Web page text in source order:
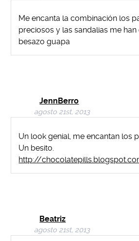
Me encanta la combinación los
preciosos y las sandalias me
besazo guapa
JennBerro
agosto 21st, 2013
Un look genial, me encantan los
Un besito.
http://
Beatriz
agosto 21st, 2013